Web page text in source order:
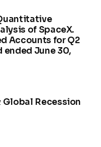
of SpaceX.
Accounts for Q2
ended June 30,
Global Recession